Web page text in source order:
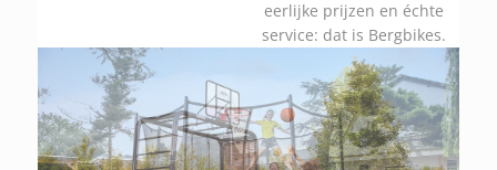
eerlijke prijzen en échte
service: dat is Bergbikes.